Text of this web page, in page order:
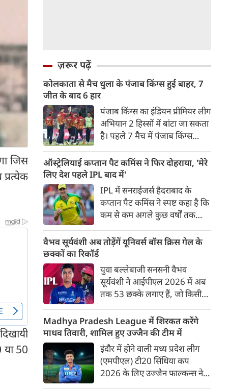
जिस
या 50
ज़रूर पढ़ें
कोलकाता से मैच धुला के पंजाब किंग्स हुई बाहर, 7
जीत के बाद 6 हार
पंजाब किंग्स का इंडियन प्रीमियर लीग
अभियान 2 हिस्सों में बांटा जा सकता
है। पहले 7 मैच में पंजाब किंग्स
उसे हार का सामना करना पड़ा इसके
बाद अंतिम मैच वह जरूर जीती
लेकिन तब तक उसकी किस्मत
लखनऊ के हाथ लिखी गई थी।
ऑस्ट्रेलियाई कप्तान पैट कमिंस ने फिर दोहराया, 'मेरे
लिए देश पहले IPL बाद में'
IPL में सनराईजर्स हैदराबाद के
कप्तान पैट कमिंस ने स्पष्ट कहा है कि
कम से कम अगले कुछ वर्षों तक
प्राथमिकता होगी। यह बयान उस चर्चा
के बीच आया है, जिसमें कहा जा रहा
है कि ऑस्ट्रेलिया के कुछ बड़े खिलाड़ी
IPL से आगे बढ़कर अन्य फ्रेंचाइजी
क्रिकेट खेलने के लिए राष्ट्रीय टीम से
दूरी बना सकते हैं।
वैभव सूर्यवंशी अब तोड़ेंगें यूनिवर्स बॉस क्रिस गेल के
छक्कों का रिकॉर्ड
युवा बल्लेबाजी सनसनी वैभव
सूर्यवंशी ने आईपीएल 2026 में अब
तक 53 छक्के लगाए हैं, जो किसी
टूर्नामेंट में दूसरे सबसे ज़्यादा हैं। सबसे
ज़्यादा 59 छक्के क्रिस गेल ने
आईपीएल 2012 में लगाए थे।
सूर्यवंशी की नज़रें अब गेल के रिकॉर्ड
पर होंगी।
Madhya Pradesh League में शिरकत करेंगे
माधव तिवारी, शामिल हुए उज्जैन की टीम में
इंदौर में होने वाली मध्य प्रदेश लीग
(एमपीएल) टी20 सिंधिया कप
2026 के लिए उज्जैन फाल्कन्स ने